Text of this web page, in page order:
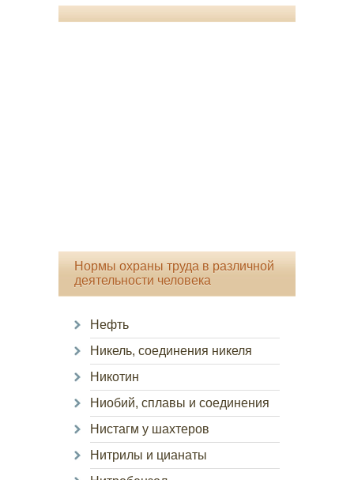
Нормы охраны труда в различной
деятельности человека
Нефть
Никель, соединения никеля
Никотин
Ниобий, сплавы и соединения
Нистагм у шахтеров
Нитрилы и цианаты